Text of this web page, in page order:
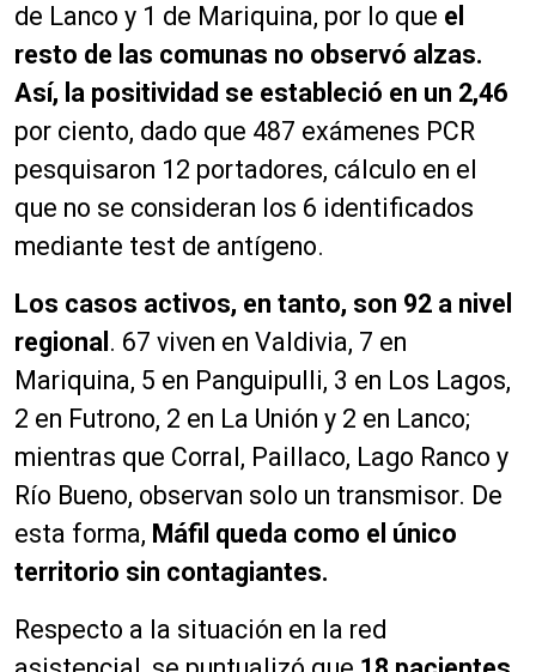
de Lanco y 1 de Mariquina, por lo que el
resto de las comunas no observó alzas.
Así, la positividad se estableció en un 2,46
por ciento, dado que 487 exámenes PCR
pesquisaron 12 portadores, cálculo en el
que no se consideran los 6 identificados
mediante test de antígeno.
Los casos activos, en tanto, son 92 a nivel
regional . 67 viven en Valdivia, 7 en
Mariquina, 5 en Panguipulli, 3 en Los Lagos,
2 en Futrono, 2 en La Unión y 2 en Lanco;
mientras que Corral, Paillaco, Lago Ranco y
Río Bueno, observan solo un transmisor. De
esta forma, Máfil queda como el único
territorio sin contagiantes.
Respecto a la situación en la red